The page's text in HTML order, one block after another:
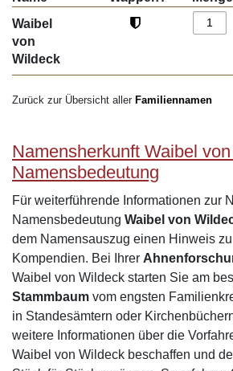
Waibel
von
Wildeck
Zurück zur Übersicht aller Familiennamen
Namensherkunft Waibel
Namensbedeutung
Für weiterführende Informationen zur
Namensbedeutung Waibel von
dem Namensauszug einen Hinweis
Kompendien. Bei Ihrer
Waibel von Wildeck starten Sie am
Stammbaum vom engsten
in Standesämtern oder
weitere Informationen über die
Waibel von Wildeck beschaffen und